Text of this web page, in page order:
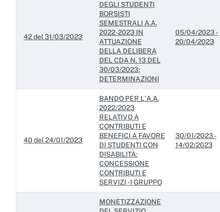
42 del 31/03/2023
DEGLI STUDENTI
BORSISTI
SEMESTRALI A.A.
2022-2023 IN
ATTUAZIONE
DELLA DELIBERA
DEL CDA N. 13 DEL
30/03/2023:
DETERMINAZIONI
05/04/2023 -
20/04/2023
40 del 24/01/2023
BANDO PER L'A.A.
2022/2023
RELATIVO A
CONTRIBUTI E
BENEFICI A FAVORE
DI STUDENTI CON
DISABILITÀ:
CONCESSIONE
CONTRIBUTI E
SERVIZI - I GRUPPO
30/01/2023 -
14/02/2023
MONETIZZAZIONE